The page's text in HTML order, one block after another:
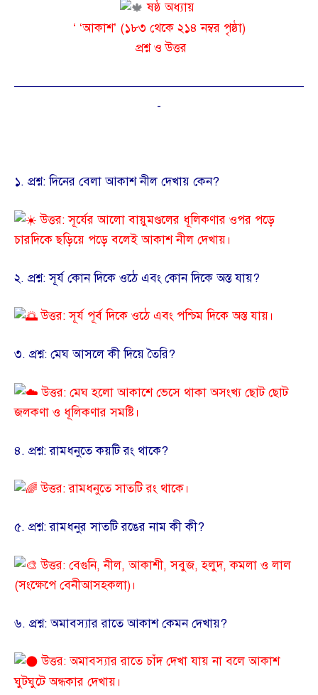
ষষ্ঠ অধ্যায়
‘ ‘আকাশ’ (১৮৩ থেকে ২১৪ নম্বর পৃষ্ঠা)
প্রশ্ন ও উত্তর
————————————————————————
-
​১. প্রশ্ন: দিনের বেলা আকাশ নীল দেখায় কেন?
উত্তর: সূর্যের আলো বায়ুমণ্ডলের ধূলিকণার ওপর পড়ে
চারদিকে ছড়িয়ে পড়ে বলেই আকাশ নীল দেখায়।
​২. প্রশ্ন: সূর্য কোন দিকে ওঠে এবং কোন দিকে অস্ত যায়?
উত্তর: সূর্য পূর্ব দিকে ওঠে এবং পশ্চিম দিকে অস্ত যায়।
​৩. প্রশ্ন: মেঘ আসলে কী দিয়ে তৈরি?
উত্তর: মেঘ হলো আকাশে ভেসে থাকা অসংখ্য ছোট ছোট
জলকণা ও ধূলিকণার সমষ্টি।
​৪. প্রশ্ন: রামধনুতে কয়টি রং থাকে?
উত্তর: রামধনুতে সাতটি রং থাকে।
​৫. প্রশ্ন: রামধনুর সাতটি রঙের নাম কী কী?
উত্তর: বেগুনি, নীল, আকাশী, সবুজ, হলুদ, কমলা ও লাল
(সংক্ষেপে বেনীআসহকলা)।
​৬. প্রশ্ন: অমাবস্যার রাতে আকাশ কেমন দেখায়?
উত্তর: অমাবস্যার রাতে চাঁদ দেখা যায় না বলে আকাশ
ঘুটঘুটে অন্ধকার দেখায়।